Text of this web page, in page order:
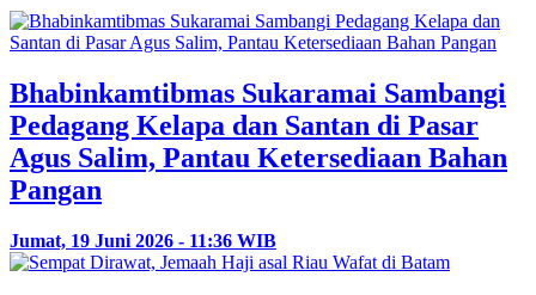
Bhabinkamtibmas Sukaramai Sambangi
Pedagang Kelapa dan Santan di Pasar
Agus Salim, Pantau Ketersediaan Bahan
Pangan
Jumat, 19 Juni 2026 - 11:36 WIB